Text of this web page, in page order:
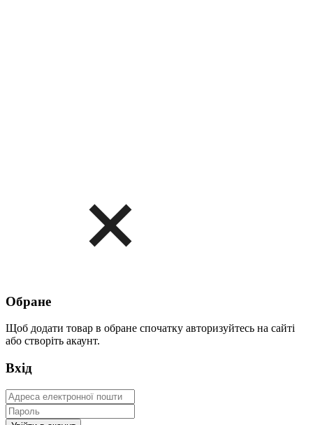
Обране
Щоб додати товар в обране спочатку авторизуйтесь на сайті
або створіть акаунт.
Вхід